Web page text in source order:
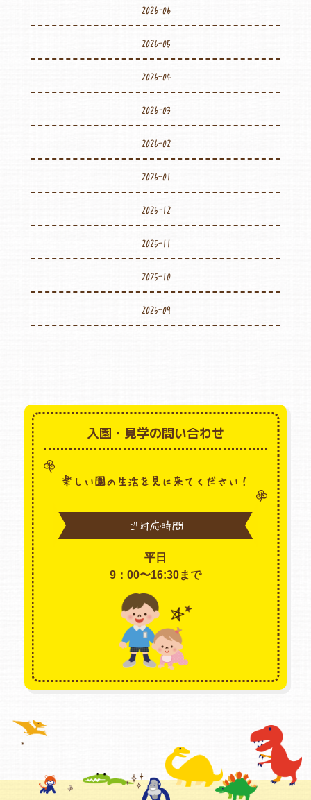
2026-06
2026-05
2026-04
2026-03
2026-02
2026-01
2025-12
2025-11
2025-10
2025-09
入園・見学の問い合わせ
楽しい園の生活を見に来てください！
ご対応時間
平日
9：00〜16:30まで